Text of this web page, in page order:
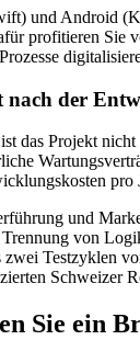
und Android
profitieren Sie
nach der
das Projekt
und
Trennung von
zwei Testzyklen
Schweizer
Sie ein